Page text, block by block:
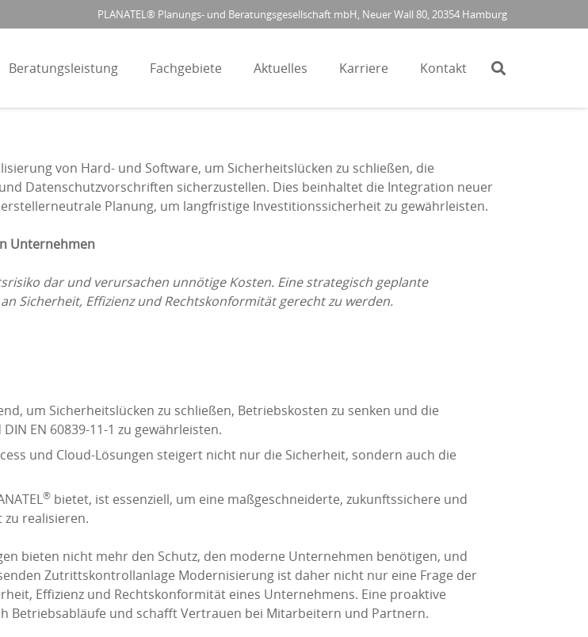
PLANATEL® Planungs- und Beratungsgesellschaft mbH, Neuer Wall 80, 20354 Hamburg
Beratungsleistung Fachgebiete Aktuelles Karriere Kontakt
von Hard- und Software, um Sicherheitslücken zu schließen, die
Datenschutzvorschriften sicherzustellen. Dies beinhaltet die Integration neuer
Planung, um langfristige Investitionssicherheit zu gewährleisten.
Unternehmen
dar und verursachen unnötige Kosten. Eine strategisch geplante
Sicherheit, Effizienz und Rechtskonformität gerecht zu werden.
um Sicherheitslücken zu schließen, Betriebskosten zu senken und die
EN 60839-11-1 zu gewährleisten.
und Cloud-Lösungen steigert nicht nur die Sicherheit, sondern auch die
® bietet, ist essenziell, um eine maßgeschneiderte, zukunftssichere und
realisieren.
bieten nicht mehr den Schutz, den moderne Unternehmen benötigen, und
Zutrittskontrollanlage Modernisierung ist daher nicht nur eine Frage der
Effizienz und Rechtskonformität eines Unternehmens. Eine proaktive
Betriebsabläufe und schafft Vertrauen bei Mitarbeitern und Partnern.